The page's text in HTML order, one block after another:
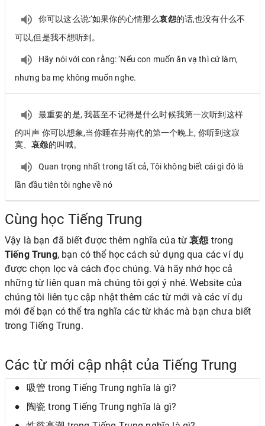
你可以这么说:‘如果你的心情那么哀怨的话,也没有什么不
可以,但是我不想听到。
Hãy nói với con rằng: ‘Nếu con muốn ăn vạ thì cứ làm,
nhưng ba mẹ không muốn nghe.
最重要的是, 我甚至不记得是什么时候我第一次听到这样
的叫声 你可以想象,当你睡在芬南代的第一个晚上, 你听到这寂
寞、哀怨的叫喊。
Quan trọng nhất trong tất cả, Tôi không biết cái gì đó là
lần đầu tiên tôi nghe về nó
Cùng học Tiếng Trung
Vậy là bạn đã biết được thêm nghĩa của từ哀怨trong
Tiếng Trung, bạn có thể học cách sử dụng qua các ví dụ
được chọn lọc và cách đọc chúng. Và hãy nhớ học cả
những từ liên quan mà chúng tôi gợi ý nhé. Website của
chúng tôi liên tục cập nhật thêm các từ mới và các ví dụ
mới để bạn có thể tra nghĩa các từ khác mà bạn chưa biết
trong Tiếng Trung.
Các từ mới cập nhật của Tiếng Trung
吸管 trong Tiếng Trung nghĩa là gì?
陶瓷 trong Tiếng Trung nghĩa là gì?